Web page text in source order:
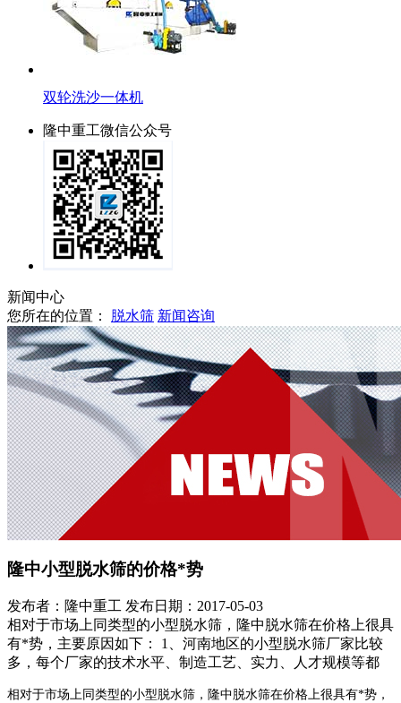
双轮洗沙一体机
隆中重工微信公众号
新闻中心
您所在的位置：
脱水筛 新闻咨询
隆中小型脱水筛的价格*势
发布者：隆中重工 发布日期：2017-05-03
相对于市场上同类型的小型脱水筛，隆中脱水筛在价格上很具
有*势，主要原因如下： 1、河南地区的小型脱水筛厂家比较
多，每个厂家的技术水平、制造工艺、实力、人才规模等都
相对于市场上同类型的小型脱水筛，隆中脱水筛在价格上很具有*势，